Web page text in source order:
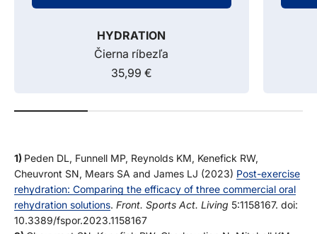
HYDRATION
Čierna ríbezľa
Predajná cena
35,99 €
1) Peden DL, Funnell MP, Reynolds KM, Kenefick RW,
Cheuvront SN, Mears SA and James LJ (2023) Post-exercise
rehydration: Comparing the efficacy of three commercial oral
rehydration solutions. Front. Sports Act. Living 5:1158167. doi:
10.3389/fspor.2023.1158167